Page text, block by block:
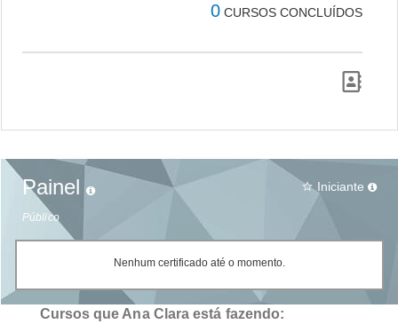
0 CURSOS CONCLUÍDOS
Painel
Público
star_border Iniciante
Nenhum certificado até o momento.
Cursos que Ana Clara está fazendo: